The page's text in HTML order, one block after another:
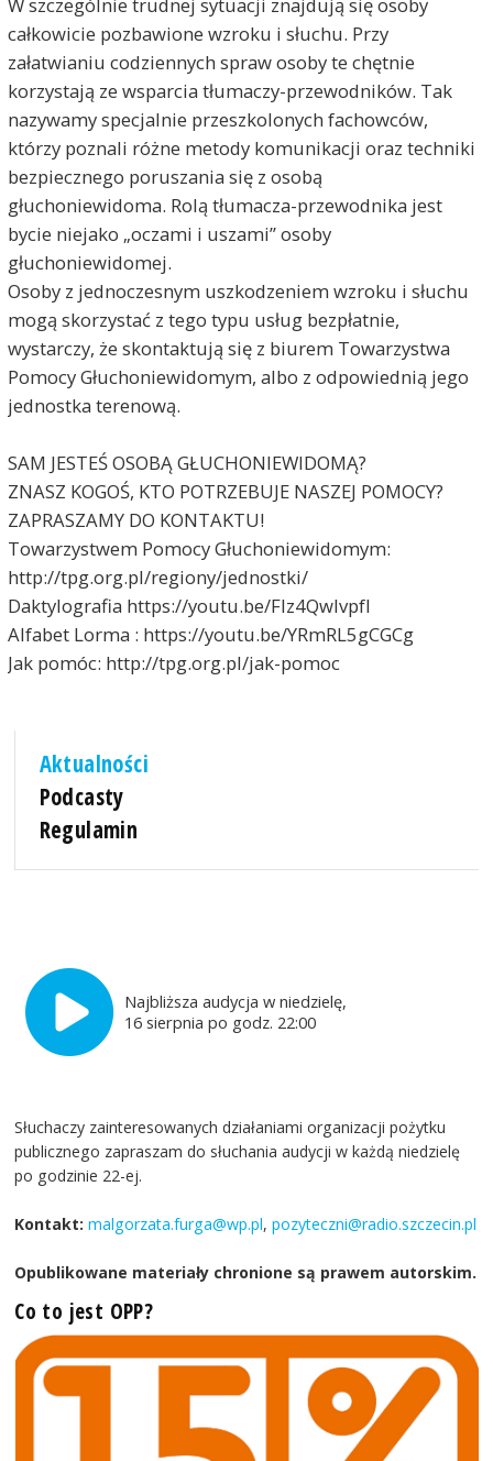
całkowicie pozbawione wzroku i słuchu. Przy
załatwianiu codziennych spraw osoby te chętnie
korzystają ze wsparcia tłumaczy-przewodników. Tak
nazywamy specjalnie przeszkolonych fachowców,
którzy poznali różne metody komunikacji oraz techniki
bezpiecznego poruszania się z osobą
głuchoniewidoma. Rolą tłumacza-przewodnika jest
bycie niejako „oczami i uszami” osoby
głuchoniewidomej.
Osoby z jednoczesnym uszkodzeniem wzroku i słuchu
mogą skorzystać z tego typu usług bezpłatnie,
wystarczy, że skontaktują się z biurem Towarzystwa
Pomocy Głuchoniewidomym, albo z odpowiednią jego
jednostka terenową.
SAM JESTEŚ OSOBĄ GŁUCHONIEWIDOMĄ?
ZNASZ KOGOŚ, KTO POTRZEBUJE NASZEJ POMOCY?
ZAPRASZAMY DO KONTAKTU!
Towarzystwem Pomocy Głuchoniewidomym:
http://tpg.org.pl/regiony/jednostki/
Daktylografia https://youtu.be/Flz4QwIvpfI
Alfabet Lorma : https://youtu.be/YRmRL5gCGCg
Jak pomóc: http://tpg.org.pl/jak-pomoc
Aktualności
Podcasty
Regulamin
Najbliższa audycja w niedzielę,
16 sierpnia po godz. 22:00
Słuchaczy zainteresowanych działaniami organizacji pożytku
publicznego zapraszam do słuchania audycji w każdą niedzielę
po godzinie 22-ej.
Kontakt: malgorzata.furga@wp.pl,pozyteczni@radio.szczecin.pl
Opublikowane materiały chronione są prawem autorskim.
Co to jest OPP?